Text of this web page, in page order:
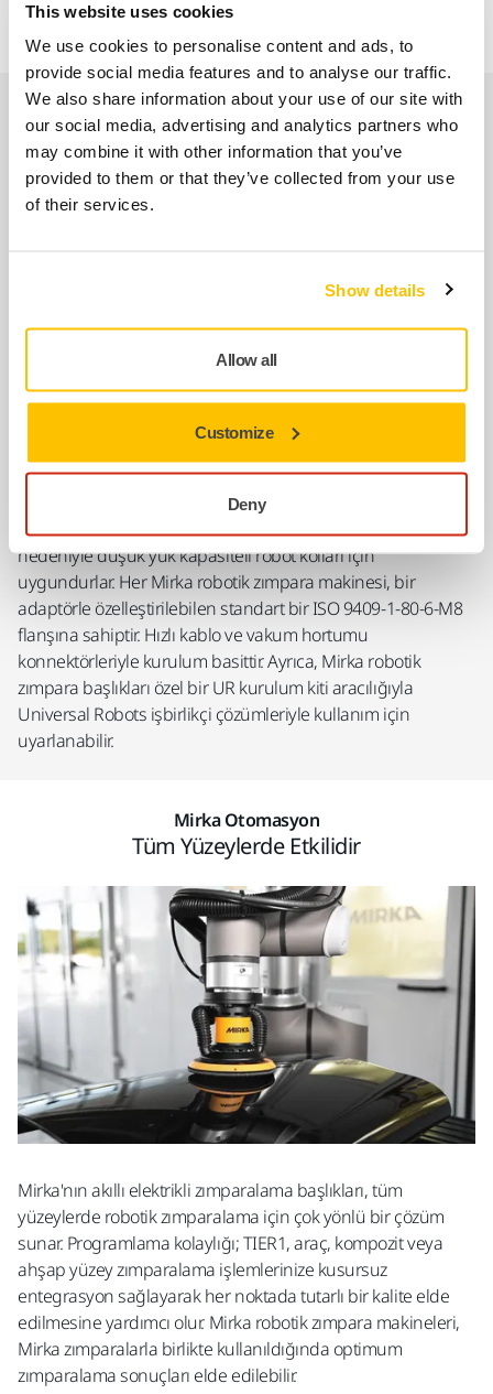
This website uses cookies
We use cookies to personalise content and ads, to
provide social media features and to analyse our traffic.
We also share information about your use of our site with
our social media, advertising and analytics partners who
may combine it with other information that you’ve
provided to them or that they’ve collected from your use
of their services.
Show details
Allow all
Customize
Deny
güvenilir şekilde yeniden üretilebilen yüksek kaliteli finisaj
Evrensel robotlar için çok yönlü çözümler
Mirka Robotik Zımpara Başlıkları:
Mirka robotik zımpara başlıkları piyasadaki çoğu robot
koluyla uyumludur. Sürekli robot zımparalama için özel
olarak tasarlanmışlardır ve kompakt ve hafif tasarımları
nedeniyle düşük yük kapasiteli robot kolları için
uygundurlar. Her Mirka robotik zımpara makinesi, bir
adaptörle özelleştirilebilen standart bir ISO 9409-1-80-6-M8
flanşına sahiptir. Hızlı kablo ve vakum hortumu
konnektörleriyle kurulum basittir. Ayrıca, Mirka robotik
zımpara başlıkları özel bir UR kurulum kiti aracılığıyla
Universal Robots işbirlikçi çözümleriyle kullanım için
uyarlanabilir.
Mirka Otomasyon
Tüm Yüzeylerde Etkilidir
Mirka'nın akıllı elektrikli zımparalama başlıkları, tüm
yüzeylerde robotik zımparalama için çok yönlü bir çözüm
sunar. Programlama kolaylığı; TIER1, araç, kompozit veya
ahşap yüzey zımparalama işlemlerinize kusursuz
entegrasyon sağlayarak her noktada tutarlı bir kalite elde
edilmesine yardımcı olur. Mirka robotik zımpara makineleri,
Mirka zımparalarla birlikte kullanıldığında optimum
zımparalama sonuçları elde edilebilir.